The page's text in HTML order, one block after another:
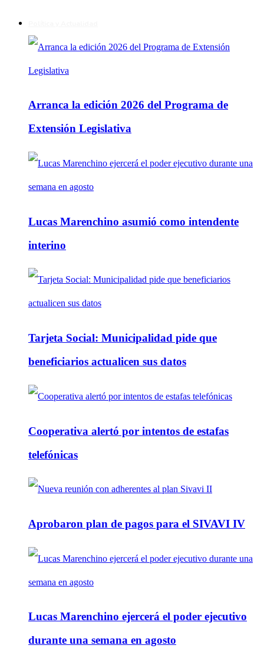
Arranca la edición 2026 del Programa de
Extensión Legislativa
Lucas Marenchino asumió como intendente
interino
Tarjeta Social: Municipalidad pide que
beneficiarios actualicen sus datos
Cooperativa alertó por intentos de estafas
telefónicas
Aprobaron plan de pagos para el SIVAVI IV
Lucas Marenchino ejercerá el poder ejecutivo
durante una semana en agosto